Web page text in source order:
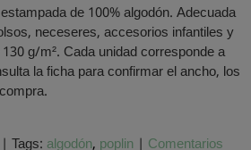
de 100% algodón. Adecuada
neceseres, accesorios infantiles y
g/m². Cada unidad corresponde a
la ficha para confirmar el ancho, los
| Tags: algodón poplin | Comentarios